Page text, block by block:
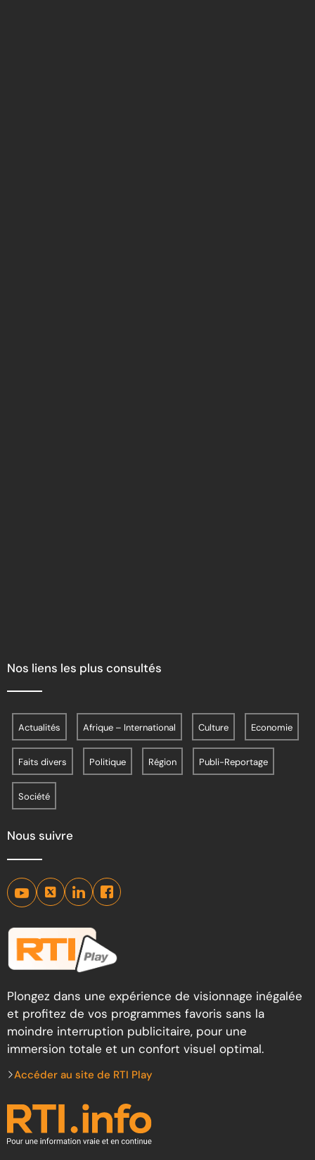
Nos liens les plus consultés
Actualités Afrique – International Culture Economie
Faits divers Politique Région Publi-Reportage
Société
Nous suivre
Plongez dans une expérience de visionnage inégalée
et profitez de vos programmes favoris sans la
moindre interruption publicitaire, pour une
immersion totale et un confort visuel optimal.
Accéder au site de RTI Play